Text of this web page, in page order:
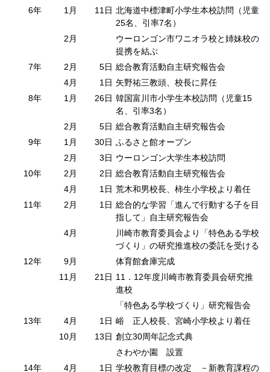
6年
1月 11日 北海道中標津町小学生本校訪問（児童
25名、引率7名）
2月
ウーロンゴン市ワニオラ校と姉妹校の
提携を結ぶ
7年
2月 5日 総合教育活動自主研究報告会
4月
1日 矢野祐三教頭、校長に昇任
8年
1月 26日 韓国富川市小学生本校訪問（児童15
名、引率3名）
2月
5日 総合教育活動自主研究報告会
9年
1月 30日 ふるさと館オープン
2月
3日 ウーロンゴン大学生本校訪問
10年
2月 2日 総合教育活動自主研究報告会
4月
1日 荒木和男校長、柿生小学校より着任
11年
2月 1日 総合的な学習「進んで行動する子を目
指して」自主研究報告会
4月
川崎市教育委員会より「特色ある学校
づくり」の研究推進校の委託を受ける
12年
9月
体育館倉庫完成
11月
21日 11．12年度川崎市教育委員会研究推
進校
「特色ある学校づくり」研究報告会
13年
4月 1日 峪 正人校長、宮崎小学校より着任
10月
13日 創立30周年記念式典
さわやか園 設置
14年
4月 1日 学校教育目標の改定 －新教育課程の